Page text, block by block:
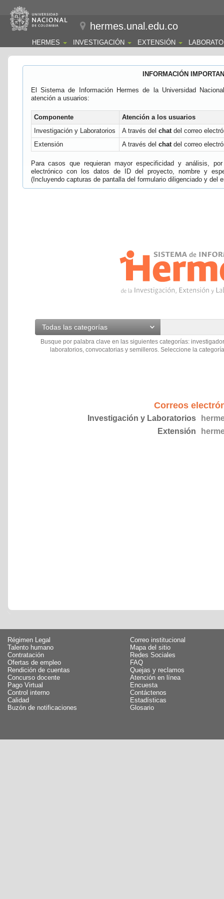
hermes.unal.edu.co
HERMES INVESTIGACIÓN EXTENSIÓN
INFORMACIÓN
El Sistema de Información Hermes de la Universidad
atención a usuarios:
Componente
Atención a los usuarios
Investigación y Laboratorios
A través del chatdel correo
Extensión
A través del chatdel correo
Para casos que requieran mayor especificidad y análisis,
electrónico con los datos de ID del proyecto, nombre y
(Incluyendo capturas de pantalla del formulario diligenciado y del
Todas las categorías
Busque por palabra clave en las siguientes categorías:
laboratorios, convocatorias y semilleros. Seleccione la
Correos
Investigación y Laboratorios
Extensión
Régimen Legal
Talento humano
Contratación
Ofertas de empleo
Rendición de cuentas
Concurso docente
Pago Virtual
Control interno
Calidad
Buzón de notificaciones
Correo institucional
Mapa del sitio
Redes Sociales
FAQ
Quejas y reclamos
Atención en línea
Encuesta
Contáctenos
Estadísticas
Glosario